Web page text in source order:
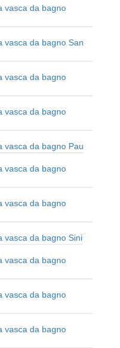
vasca da bagno
vasca da bagno San
vasca da bagno
vasca da bagno
vasca da bagno Pau
vasca da bagno
vasca da bagno
vasca da bagno Sini
vasca da bagno
vasca da bagno
vasca da bagno